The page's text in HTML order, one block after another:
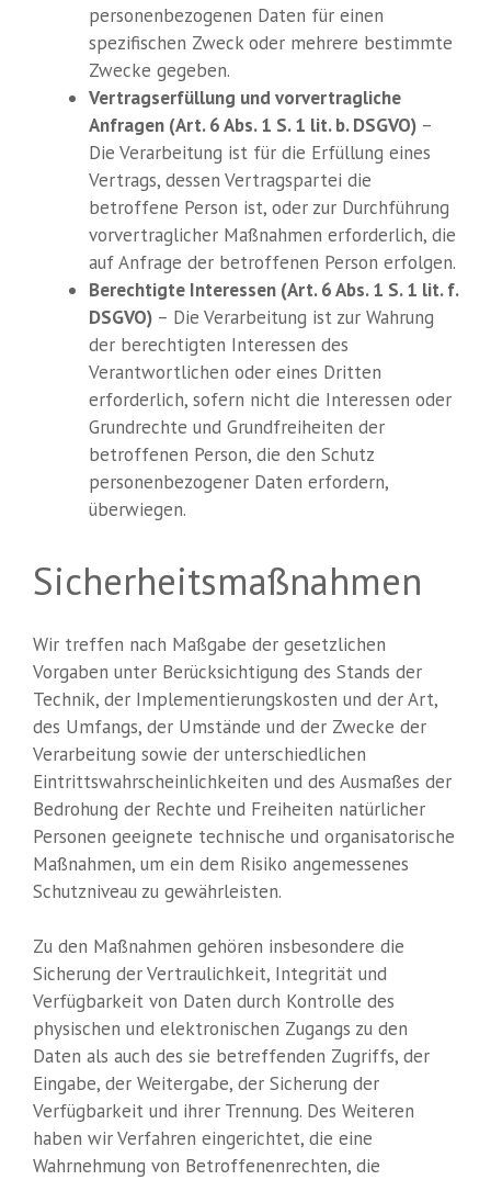
personenbezogenen Daten für einen
spezifischen Zweck oder mehrere bestimmte
Zwecke gegeben.
Vertragserfüllung und vorvertragliche
Anfragen (Art. 6 Abs. 1 S. 1 lit. b. DSGVO) –
Die Verarbeitung ist für die Erfüllung eines
Vertrags, dessen Vertragspartei die
betroffene Person ist, oder zur Durchführung
vorvertraglicher Maßnahmen erforderlich, die
auf Anfrage der betroffenen Person erfolgen.
Berechtigte Interessen (Art. 6 Abs. 1 S. 1 lit. f.
DSGVO) – Die Verarbeitung ist zur Wahrung
der berechtigten Interessen des
Verantwortlichen oder eines Dritten
erforderlich, sofern nicht die Interessen oder
Grundrechte und Grundfreiheiten der
betroffenen Person, die den Schutz
personenbezogener Daten erfordern,
überwiegen.
Sicherheitsmaßnahmen
Wir treffen nach Maßgabe der gesetzlichen
Vorgaben unter Berücksichtigung des Stands der
Technik, der Implementierungskosten und der Art,
des Umfangs, der Umstände und der Zwecke der
Verarbeitung sowie der unterschiedlichen
Eintrittswahrscheinlichkeiten und des Ausmaßes der
Bedrohung der Rechte und Freiheiten natürlicher
Personen geeignete technische und organisatorische
Maßnahmen, um ein dem Risiko angemessenes
Schutzniveau zu gewährleisten.
Zu den Maßnahmen gehören insbesondere die
Sicherung der Vertraulichkeit, Integrität und
Verfügbarkeit von Daten durch Kontrolle des
physischen und elektronischen Zugangs zu den
Daten als auch des sie betreffenden Zugriffs, der
Eingabe, der Weitergabe, der Sicherung der
Verfügbarkeit und ihrer Trennung. Des Weiteren
haben wir Verfahren eingerichtet, die eine
Wahrnehmung von Betroffenenrechten, die